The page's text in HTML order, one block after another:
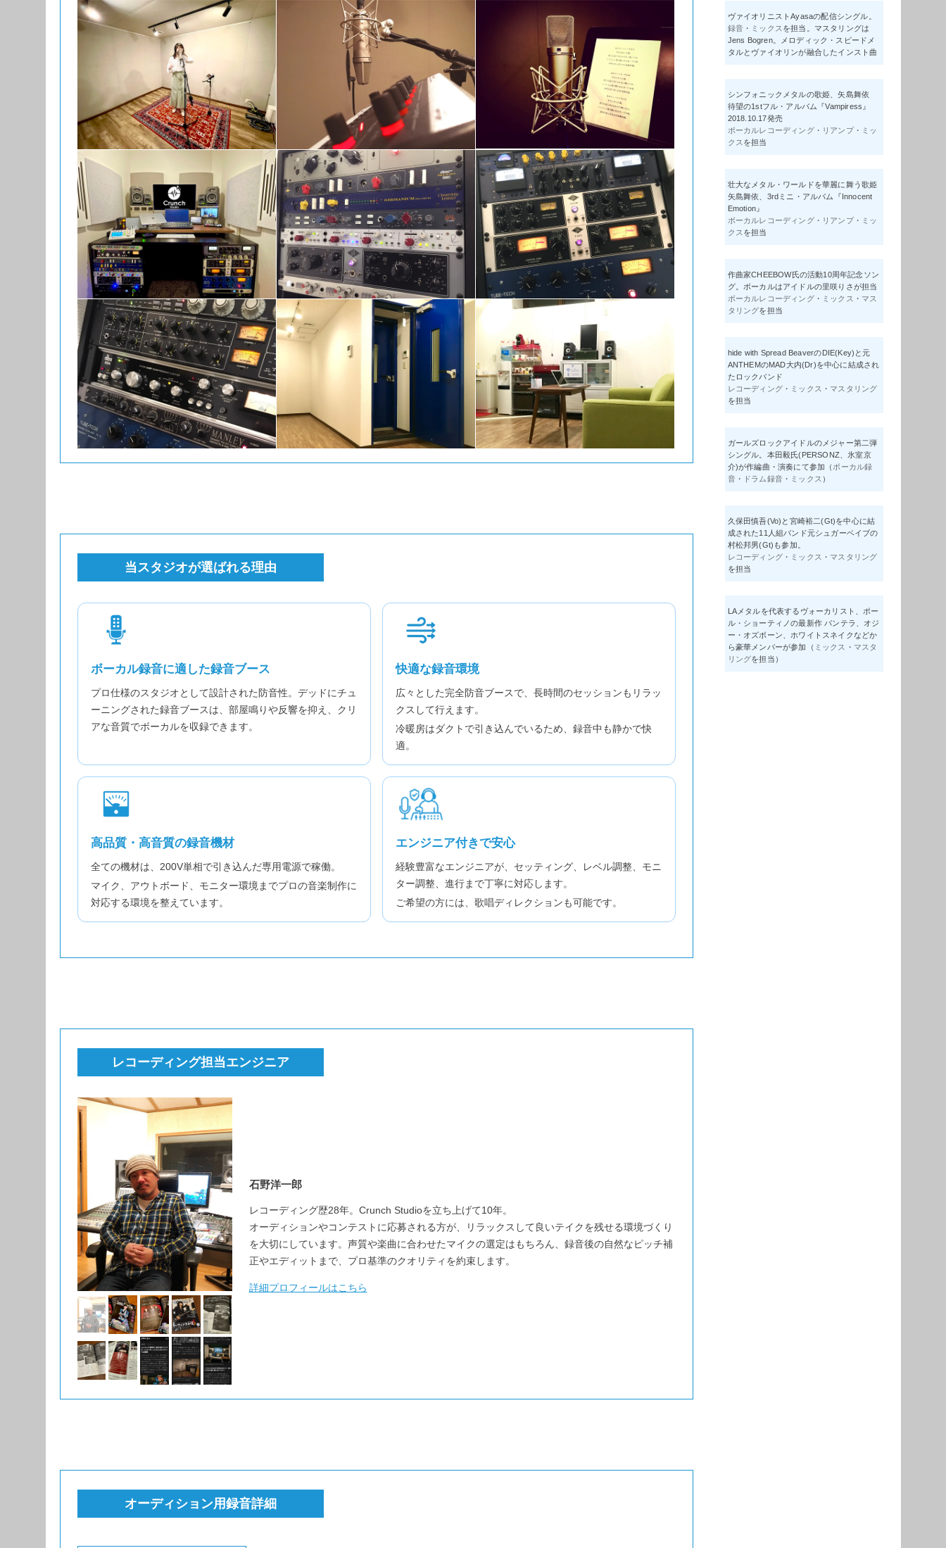
当スタジオが選ばれる理由
ボーカル録音に適した録音ブース
プロ仕様のスタジオとして設計された防音性。デッドにチュ
ーニングされた録音ブースは、部屋鳴りや反響を抑え、クリ
アな音質でボーカルを収録できます。
快適な録音環境
広々とした完全防音ブースで、長時間のセッションもリラッ
クスして行えます。
冷暖房はダクトで引き込んでいるため、録音中も静かで快
適。
高品質・高音質の録音機材
全ての機材は、200V単相で引き込んだ専用電源で稼働。
マイク、アウトボード、モニター環境までプロの音楽制作に
対応する環境を整えています。
エンジニア付きで安心
経験豊富なエンジニアが、セッティング、レベル調整、モニ
ター調整、進行まで丁寧に対応します。
ご希望の方には、歌唱ディレクションも可能です。
レコーディング担当エンジニア
石野洋一郎
レコーディング歴28年。Crunch Studioを立ち上げて10年。
オーディションやコンテストに応募される方が、リラックスして良いテイクを残せる環境づくり
を大切にしています。声質や楽曲に合わせたマイクの選定はもちろん、録音後の自然なピッチ補
正やエディットまで、プロ基準のクオリティを約束します。
詳細プロフィールはこちら
オーディション用録音詳細
ヴァイオリニストAyasaの配信シングル。
録音・ ミックス を担当。マスタリングは
Jens Bogren。メロディック・スピードメ
タルとヴァイオリンが融合したインスト曲
シンフォニックメタルの歌姫、矢島舞依
待望の1stフル・アルバム『Vampiress』
2018.10.17発売
ボーカルレコーディング・ リアンプ・ ミッ
クス を担当
壮大なメタル・ワールドを華麗に舞う歌姫
矢島舞依、3rdミニ・アルバム『Innocent
Emotion』
ボーカルレコーディング・ リアンプ・ ミッ
クス を担当
作曲家CHEEBOW氏の活動10周年記念ソン
グ。ボーカルはアイドルの里咲りさが担当
ボーカルレコーディング・ ミックス ・ マス
タリングを担当
hide with Spread BeaverのDIE(Key)と元
ANTHEMのMAD大内(Dr)を中心に結成され
たロックバンド
レコーディング・ ミックス ・ マスタリング
を担当
ガールズロックアイドルのメジャー第二弾
シングル。本田毅氏(PERSONZ、氷室京
介)が作編曲・演奏にて参加（ ボーカル録
音・ ドラム録音 ・ ミックス ）
久保田慎吾(Vo)と宮崎裕二(Gt)を中心に結
成された11人組バンド元シュガーベイブの
村松邦男(Gt)も参加。
レコーディング・ ミックス ・ マスタリング
を担当
LAメタルを代表するヴォーカリスト、ポー
ル・ショーティノの最新作 パンテラ、オジ
ー・オズボーン、ホワイトスネイクなどか
ら豪華メンバーが参加（ ミックス ・ マスタ
リングを担当）